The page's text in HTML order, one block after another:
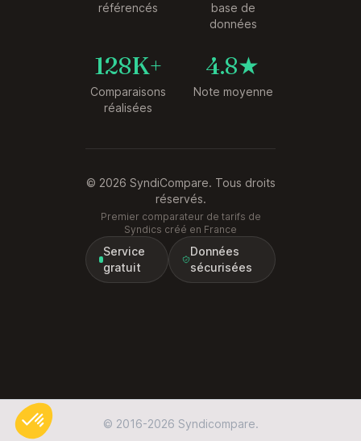
référencés
base de
données
128K+
Comparaisons
réalisées
4.8★
Note moyenne
© 2026 SyndiCompare. Tous droits
réservés.
Premier comparateur de tarifs de
Syndics créé en France
Service
gratuit
Données
sécurisées
© 2016-2026 Syndicompare.